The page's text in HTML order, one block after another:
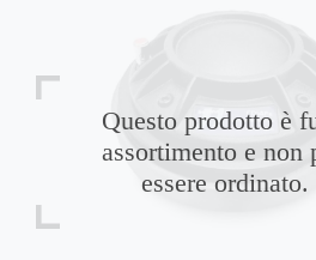
Questo prodotto è
assortimento e non
essere ordinato.